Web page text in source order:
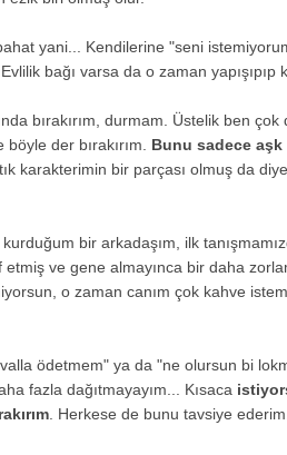
yani... Kendilerine "seni
bağı varsa da o zaman yapışıpıp
bırakırım, durmam. Üstelik ben
der bırakırım. Bunu sadece aşk
karakterimin bir parçası olmuş da
bir arkadaşım, ilk
ve gene almayınca bir daha
o zaman canım çok kahve
ödetmem" ya da "ne olursun bi
fazla dağıtmayayım... Kısaca
. Herkese de bunu tavsiye